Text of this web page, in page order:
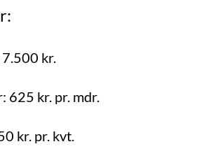
kr.
625 kr. pr. mdr.
kr. pr. kvt.